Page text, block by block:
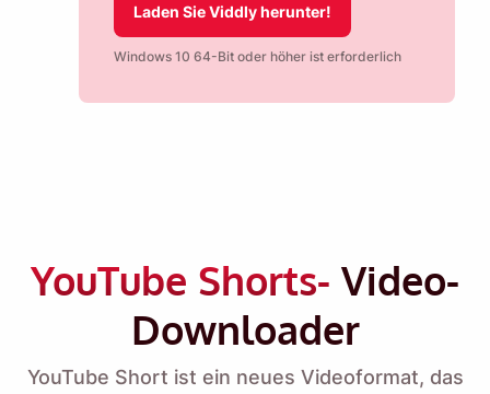
Laden Sie Viddly herunter!
Windows 10 64-Bit oder höher ist erforderlich
YouTube Shorts- Video-
Downloader
YouTube Short ist ein neues Videoformat, das